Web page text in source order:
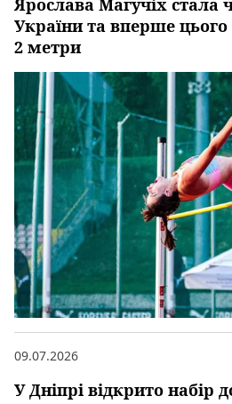
Ярослава Магучіх стала
України та вперше цього
2 метри
У Дніпрі відкрито набір
09.07.2026